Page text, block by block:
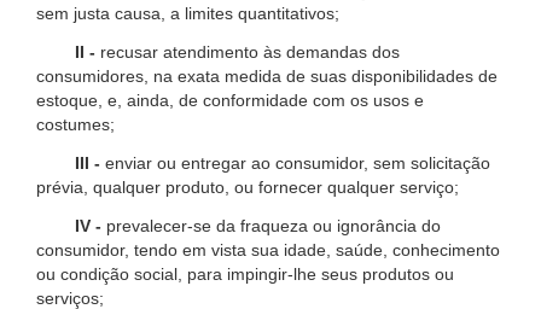
sem justa causa, a limites quantitativos;
II - recusar atendimento às demandas dos
consumidores, na exata medida de suas disponibilidades de
estoque, e, ainda, de conformidade com os usos e
costumes;
III - enviar ou entregar ao consumidor, sem solicitação
prévia, qualquer produto, ou fornecer qualquer serviço;
IV - prevalecer-se da fraqueza ou ignorância do
consumidor, tendo em vista sua idade, saúde, conhecimento
ou condição social, para impingir-lhe seus produtos ou
serviços;